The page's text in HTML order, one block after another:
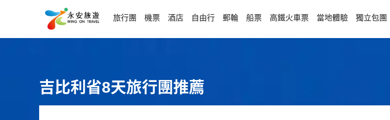
旅行團 機票 酒店 自由行 郵輪 船票 高鐵火車票 當地體驗 獨立包團
吉比利省8天旅行團推薦